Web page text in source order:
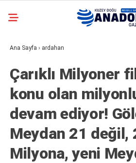
YAZARLAR
bonusu
veren
siteler
bonusu
siteler
deneme
Ana Sayfa › ardahan
Çarıklı Milyoner
konu olan
devam ediyor!
Meydan 21 değil,
Milyona, yeni